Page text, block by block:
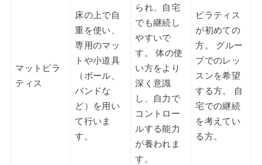
マットピラ
ティス
床の上で自
重を使い、
専用のマッ
トや小道具
（ボール、
バンドな
ど）を用い
て行いま
す。
られ、自宅
でも継続し
やすいで
す。 体の使
い方をより
深く意識
し、自力で
コントロー
ルする能力
が養われま
す。
ピラティス
が初めての
方。 グルー
プでのレッ
スンを希望
する方。 自
宅での継続
を考えてい
る方。